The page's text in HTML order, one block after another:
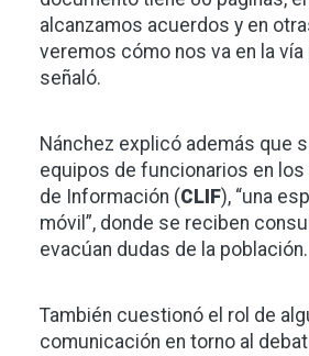
alcanzamos acuerdos y en
veremos cómo nos va en la vía
señaló.
Nánchez explicó además que
equipos de funcionarios en
de Información (CLIF), “una
móvil”, donde se reciben
evacúan dudas de la población.
También cuestionó el rol de
comunicación en torno al